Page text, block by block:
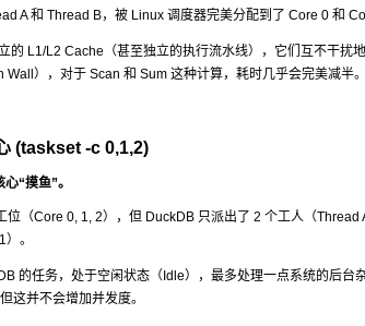
A 和 Thread B，被 Linux 调度器完美分配到了 Core 0 和
的 L1/L2 Cache（甚至独立的执行流水线），它们互不干扰
），对于 Scan 和 Sum 这种计算，耗时几乎会完美减半。
(taskset -c 0,1,2)
“摸鱼”。
位（Core 0, 1, 2），但 DuckDB 只派出了 2 个工人（
。
的任务，处于空闲状态（Idle），最多处理一点系统的后台
这并不会增加并发度。